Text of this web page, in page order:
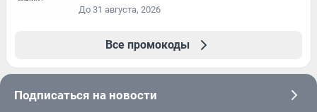
До 31 августа, 2026
Все промокоды
Подписаться на новости